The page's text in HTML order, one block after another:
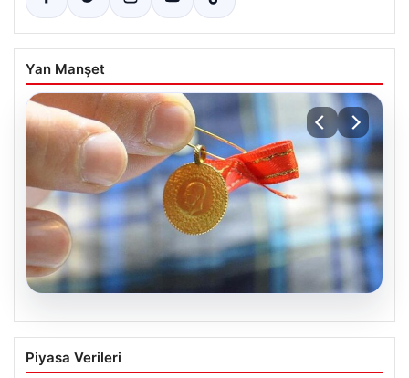
Yan Manşet
08.08.2026
8 Nisan 2026 Güncel Altın Fiyatları ve
Ekonomik Gelişmeler
Piyasa Verileri